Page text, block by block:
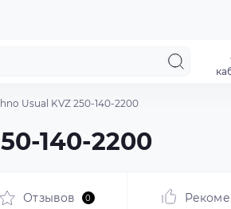
Usual KVZ 250-140-2200
140-2200
Отзывов 0